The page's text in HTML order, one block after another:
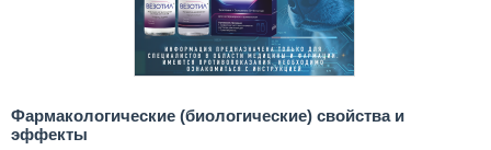
Фармакологические (биологические) свойства и
эффекты